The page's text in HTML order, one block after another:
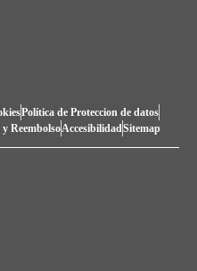
Política de Proteccion de datos
ReembolsoAccesibilidadSitemap